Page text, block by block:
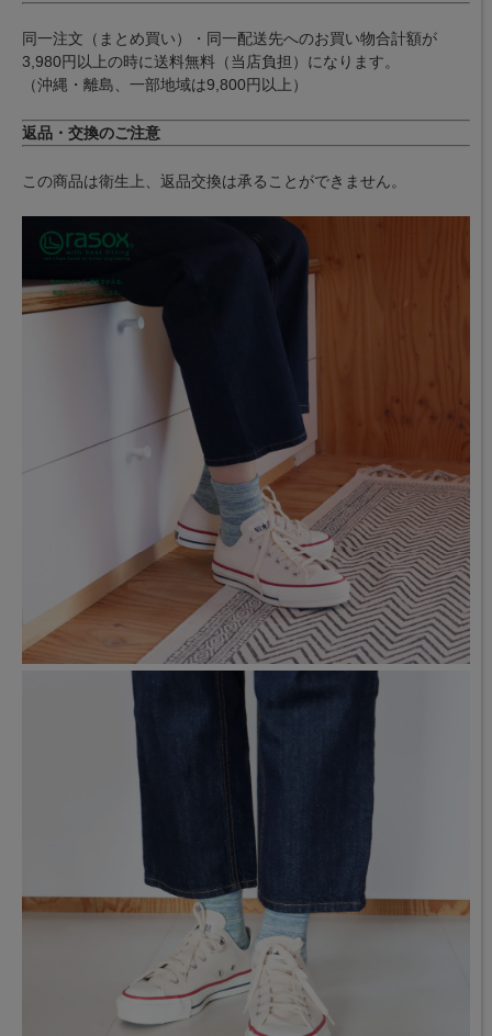
同一注文（まとめ買い）・同一配送先へのお買い物合計額が
3,980円以上の時に送料無料（当店負担）になります。
（沖縄・離島、一部地域は9,800円以上）
返品・交換のご注意
この商品は衛生上、返品交換は承ることができません。